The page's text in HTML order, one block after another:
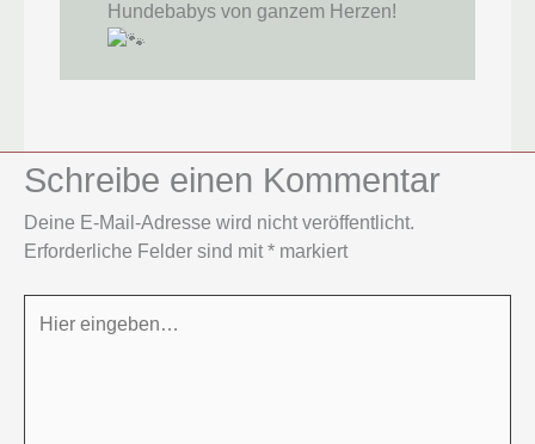
Hundebabys von ganzem Herzen!
Schreibe einen Kommentar
Deine E-Mail-Adresse wird nicht veröffentlicht.
Erforderliche Felder sind mit * markiert
eingeben…